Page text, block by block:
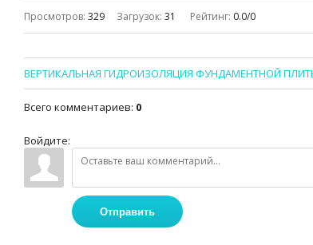
Просмотров: 329 Загрузок: 31 Рейтинг: 0.0/0
ВЕРТИКАЛЬНАЯ ГИДРОИЗОЛЯЦИЯ ФУНДАМЕНТНОЙ
Всего комментариев: 0
Войдите:
Отправить